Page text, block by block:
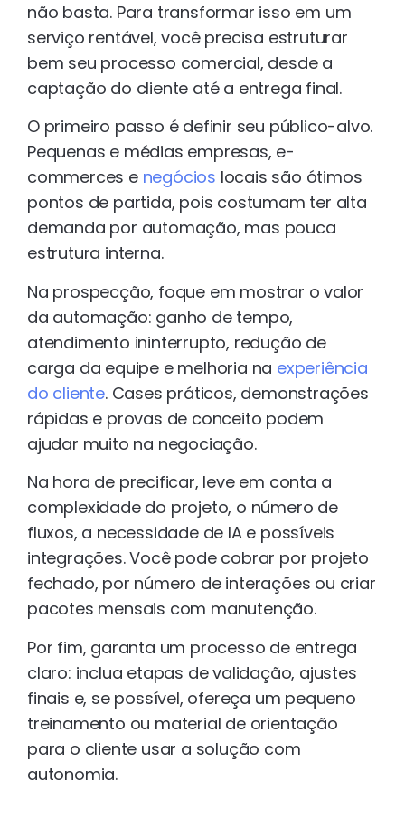
não basta. Para transformar isso em um
serviço rentável, você precisa estruturar
bem seu processo comercial, desde a
captação do cliente até a entrega final.
O primeiro passo é definir seu público-alvo.
Pequenas e médias empresas, e-
commerces e negócios locais são ótimos
pontos de partida, pois costumam ter alta
demanda por automação, mas pouca
estrutura interna.
Na prospecção, foque em mostrar o valor
da automação: ganho de tempo,
atendimento ininterrupto, redução de
carga da equipe e melhoria na experiência
do cliente. Cases práticos, demonstrações
rápidas e provas de conceito podem
ajudar muito na negociação.
Na hora de precificar, leve em conta a
complexidade do projeto, o número de
fluxos, a necessidade de IA e possíveis
integrações. Você pode cobrar por projeto
fechado, por número de interações ou criar
pacotes mensais com manutenção.
Por fim, garanta um processo de entrega
claro: inclua etapas de validação, ajustes
finais e, se possível, ofereça um pequeno
treinamento ou material de orientação
para o cliente usar a solução com
autonomia.